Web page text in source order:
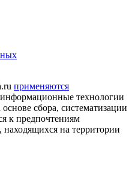
применяются
технологии
сбора, систематизации
к предпочтениям
находящихся на территории